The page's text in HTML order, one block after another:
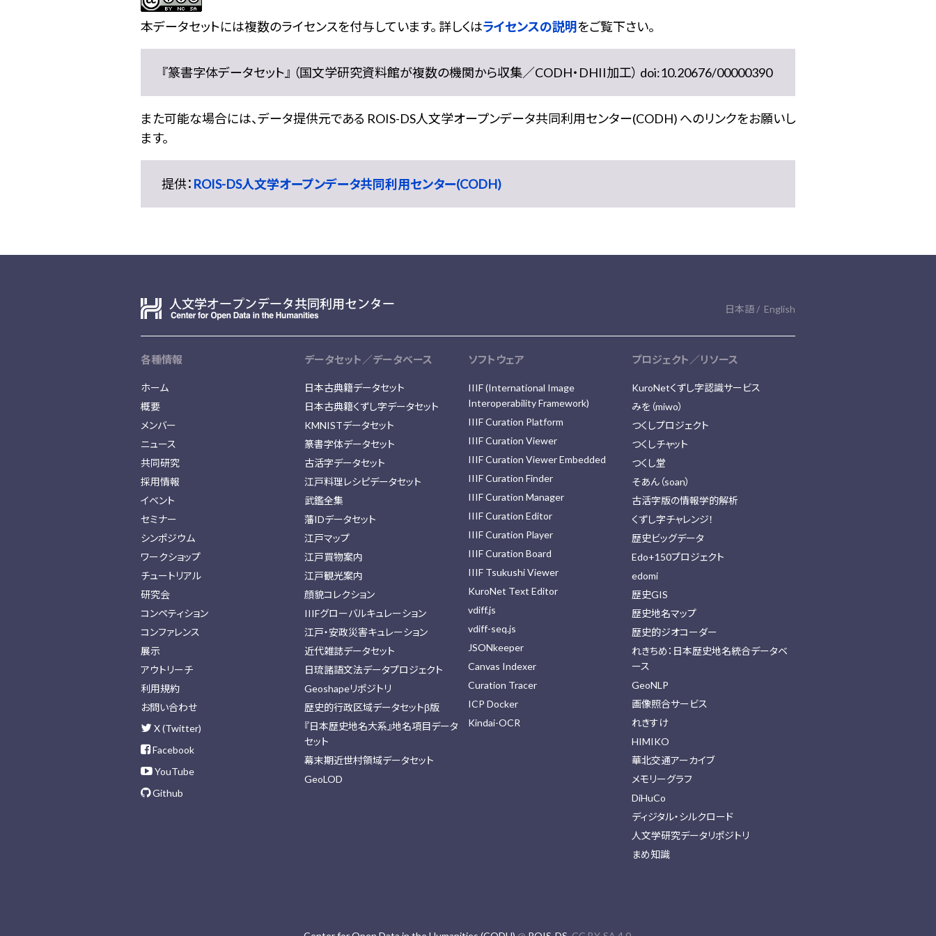
本データセットには複数のライセンスを付与しています。 詳しくはライセンスの説明をご覧下さい。
『篆書字体データセット』 （国文学研究資料館が複数の機関から収集／CODH・DHII加工） doi:10.20676/00000390
また可能な場合には、データ提供元である ROIS-DS人文学オープンデータ共同利用センター(CODH) へのリンクをお願いし
ます。
提供： ROIS-DS人文学オープンデータ共同利用センター(CODH)
日本語 English
各種情報
ホーム
概要
メンバー
ニュース
共同研究
採用情報
イベント
セミナー
シンポジウム
ワークショップ
チュートリアル
研究会
コンペティション
コンファレンス
展示
アウトリーチ
利用規約
お問い合わせ
X (Twitter)
Facebook
YouTube
Github
データセット／データベース
日本古典籍データセット
日本古典籍くずし字データセット
KMNISTデータセット
篆書字体データセット
古活字データセット
江戸料理レシピデータセット
武鑑全集
藩IDデータセット
江戸マップ
江戸買物案内
江戸観光案内
顔貌コレクション
IIIFグローバルキュレーション
江戸・安政災害キュレーション
近代雑誌データセット
日琉諸語文法データプロジェクト
Geoshapeリポジトリ
歴史的行政区域データセットβ版
『日本歴史地名大系』地名項目データ
セット
幕末期近世村領域データセット
GeoLOD
ソフトウェア
IIIF (International Image
Interoperability Framework)
IIIF Curation Platform
IIIF Curation Viewer
IIIF Curation Viewer Embedded
IIIF Curation Finder
IIIF Curation Manager
IIIF Curation Editor
IIIF Curation Player
IIIF Curation Board
IIIF Tsukushi Viewer
KuroNet Text Editor
vdiff.js
vdiff-seq.js
JSONkeeper
Canvas Indexer
Curation Tracer
ICP Docker
Kindai-OCR
プロジェクト／リソース
KuroNetくずし字認識サービス
みを（miwo）
つくしプロジェクト
つくしチャット
つくし堂
そあん（soan）
古活字版の情報学的解析
くずし字チャレンジ！
歴史ビッグデータ
Edo+150プロジェクト
edomi
歴史GIS
歴史地名マップ
歴史的ジオコーダー
れきちめ：日本歴史地名統合データベ
ース
GeoNLP
画像照合サービス
れきすけ
HIMIKO
華北交通アーカイブ
メモリーグラフ
DiHuCo
ディジタル・シルクロード
人文学研究データリポジトリ
まめ知識